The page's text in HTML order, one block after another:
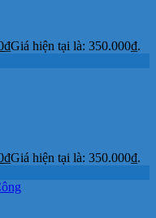
₫Giá hiện tại là: 350.000₫.
₫Giá hiện tại là: 350.000₫.